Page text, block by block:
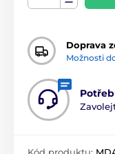
Doprava
Možnosti